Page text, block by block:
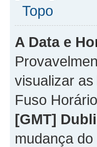
Topo
A Data e
visualizar
Fuso
[GMT]
mudança